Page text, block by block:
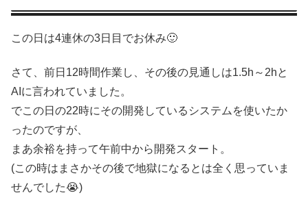
この日は4連休の3日目でお休み🙂
さて、前日12時間作業し、その後の見通しは1.5h～2hと
AIに言われていました。
でこの日の22時にその開発しているシステムを使いたか
ったのですが、
まあ余裕を持って午前中から開発スタート。
(この時はまさかその後で地獄になるとは全く思っていま
せんでした😭)